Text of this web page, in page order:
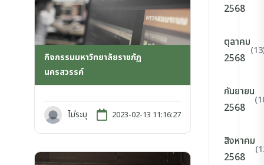
กิจกรรมมหาวิทยาลัยราชภัฏ
นครสวรรค์
ไม่ระบุ 2023-02-13 11:16:27
2568
ตุลาคม
2568
กันยายน
2568
สิงหาคม
2568